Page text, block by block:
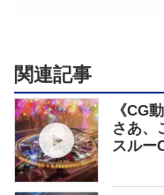
関連記事
《CG
さあ、
スルー